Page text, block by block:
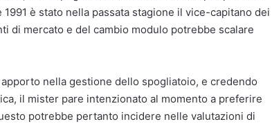
è stato nella passata stagione il vice-capitano dei
di mercato e del cambio modulo potrebbe scalare
nella gestione dello spogliatoio, e credendo
il mister pare intenzionato al momento a preferire
potrebbe pertanto incidere nelle valutazioni di